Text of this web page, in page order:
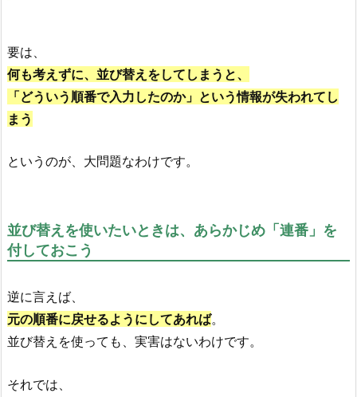
要は、
何も考えずに、並び替えをしてしまうと、
「どういう順番で入力したのか」という情報が失われてし
まう
というのが、大問題なわけです。
並び替えを使いたいときは、あらかじめ「連番」を
付しておこう
逆に言えば、
元の順番に戻せるようにしてあれば。
並び替えを使っても、実害はないわけです。
それでは、